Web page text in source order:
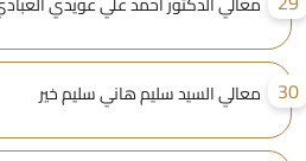
معالي السيد سليم هاني سليم خير